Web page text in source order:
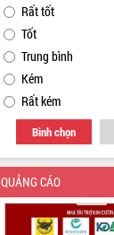
Rất tốt
Tốt
Trung bình
Kém
Rất kém
Bình chọn
QUẢNG CÁO